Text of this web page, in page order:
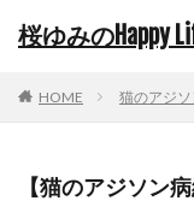
桜ゆみのHappy
HOME 猫のアジ
【猫のアジソン